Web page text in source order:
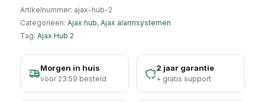
Artikelnummer: ajax-hub-2
Categorieën: Ajax hub, Ajax alarmsystemen
Tag: Ajax Hub 2
Morgen in huis
voor 23:59 besteld
2 jaar garantie
+ gratis support